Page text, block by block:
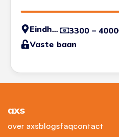
Transport
Eindhoven 3300 – 4000
Vaste baan
axs
over axsblogsfaqcontact